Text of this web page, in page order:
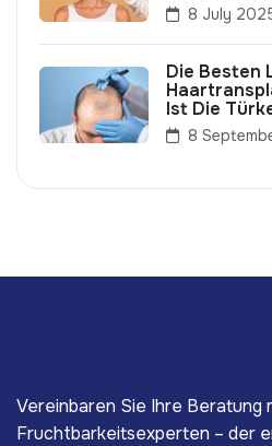
8 July
Die Besten
Ist Die
8
Vereinbaren Sie Ihre Beratung
Fruchtbarkeitsexperten – der